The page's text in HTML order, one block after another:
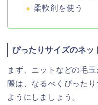
柔軟剤を使う
ぴったりサイズのネッ
まず、ニットなどの毛
際は、なるべくぴった
ようにしましょう。